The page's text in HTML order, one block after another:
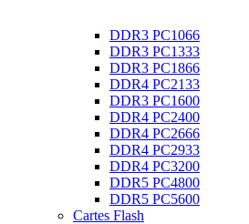
DDR3 PC1066
DDR3 PC1333
DDR3 PC1866
DDR4 PC2133
DDR3 PC1600
DDR4 PC2400
DDR4 PC2666
DDR4 PC2933
DDR4 PC3200
DDR5 PC4800
DDR5 PC5600
Cartes Flash